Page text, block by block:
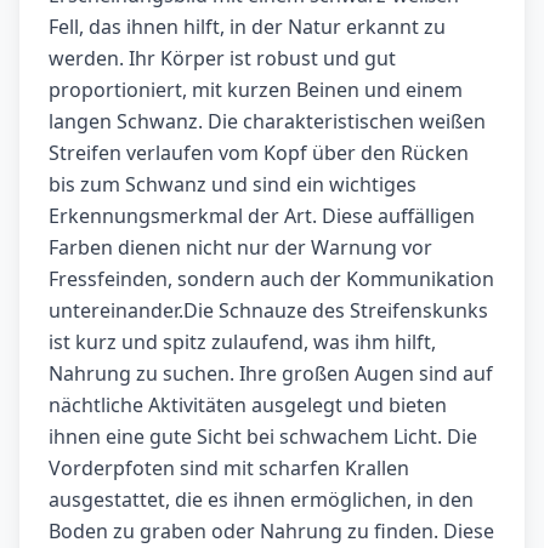
Fell, das ihnen hilft, in der Natur erkannt zu
werden. Ihr Körper ist robust und gut
proportioniert, mit kurzen Beinen und einem
langen Schwanz. Die charakteristischen weißen
Streifen verlaufen vom Kopf über den Rücken
bis zum Schwanz und sind ein wichtiges
Erkennungsmerkmal der Art. Diese auffälligen
Farben dienen nicht nur der Warnung vor
Fressfeinden, sondern auch der Kommunikation
untereinander.Die Schnauze des Streifenskunks
ist kurz und spitz zulaufend, was ihm hilft,
Nahrung zu suchen. Ihre großen Augen sind auf
nächtliche Aktivitäten ausgelegt und bieten
ihnen eine gute Sicht bei schwachem Licht. Die
Vorderpfoten sind mit scharfen Krallen
ausgestattet, die es ihnen ermöglichen, in den
Boden zu graben oder Nahrung zu finden. Diese